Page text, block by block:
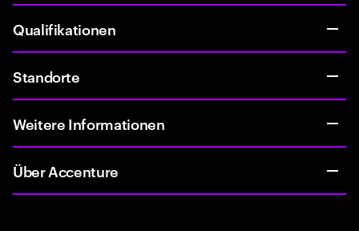
Qualifikationen
Standorte
Weitere Informationen
Über Accenture